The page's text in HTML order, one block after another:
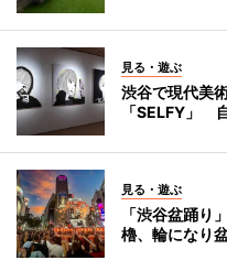
見る・遊ぶ
渋谷で現代美
「SELFY」
見る・遊ぶ
「渋谷盆踊
櫓、輪になり